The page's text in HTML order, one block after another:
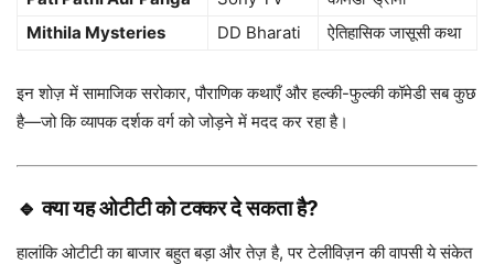
Mithila Mysteries
DD Bharati ऐतिहासिक जासूसी कथा
इन शोज़ में सामाजिक सरोकार, पौराणिक कथाएँ और हल्की-फुल्की कॉमेडी सब कुछ
है—जो कि व्यापक दर्शक वर्ग को जोड़ने में मदद कर रहा है।
🔹 क्या यह ओटीटी को टक्कर दे सकता है?
हालांकि ओटीटी का बाजार बहुत बड़ा और तेज़ है, पर टेलीविज़न की वापसी ये संकेत